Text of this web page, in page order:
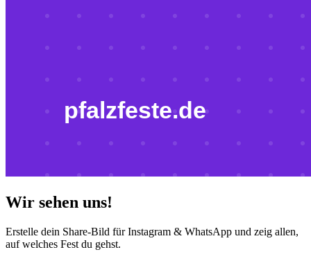
Wir sehen uns!
Erstelle dein Share-Bild für Instagram & WhatsApp und zeig allen,
auf welches Fest du gehst.